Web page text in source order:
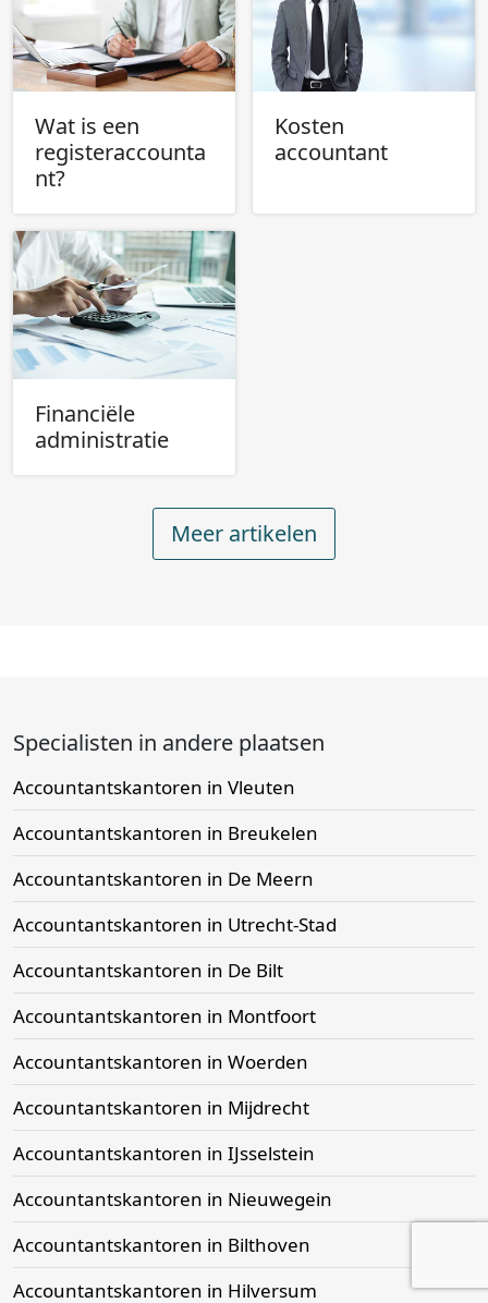
Wat is een
registeraccounta
nt?
Kosten
accountant
Financiële
administratie
Meer artikelen
Specialisten in andere plaatsen
Accountantskantoren in Vleuten
Accountantskantoren in Breukelen
Accountantskantoren in De Meern
Accountantskantoren in Utrecht-Stad
Accountantskantoren in De Bilt
Accountantskantoren in Montfoort
Accountantskantoren in Woerden
Accountantskantoren in Mijdrecht
Accountantskantoren in IJsselstein
Accountantskantoren in Nieuwegein
Accountantskantoren in Bilthoven
Accountantskantoren in Hilversum